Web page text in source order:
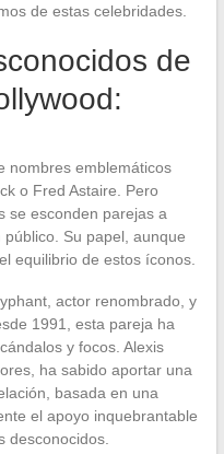
de estas celebridades.
de
nombres emblemáticos
o Fred Astaire. Pero
se esconden parejas a
Su papel, aunque
equilibrio de estos íconos.
actor renombrado, y
1991, esta pareja ha
y focos. Alexis
ha sabido aportar una
basada en una
el apoyo inquebrantable
desconocidos.